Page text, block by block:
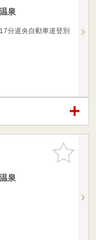
泉
分道央自動車道登別
お気に入
りに追加
泉